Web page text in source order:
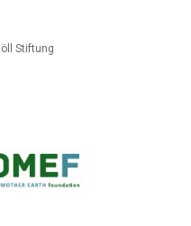
Stiftung